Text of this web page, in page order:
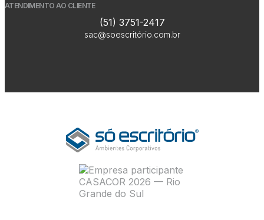
ATENDIMENTO AO CLIENTE
(51) 3751-2417
sac@soescritório.com.br